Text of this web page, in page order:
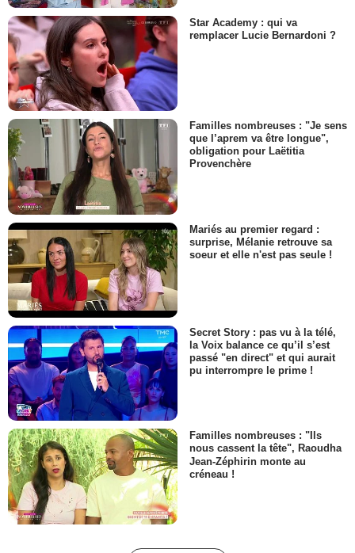
Star Academy : qui va
remplacer Lucie Bernardoni ?
Familles nombreuses : "Je sens
que l’aprem va être longue",
obligation pour Laëtitia
Provenchère
Mariés au premier regard :
surprise, Mélanie retrouve sa
soeur et elle n'est pas seule !
Secret Story : pas vu à la télé,
la Voix balance ce qu’il s’est
passé "en direct" et qui aurait
pu interrompre le prime !
Familles nombreuses : "Ils
nous cassent la tête", Raoudha
Jean-Zéphirin monte au
créneau !